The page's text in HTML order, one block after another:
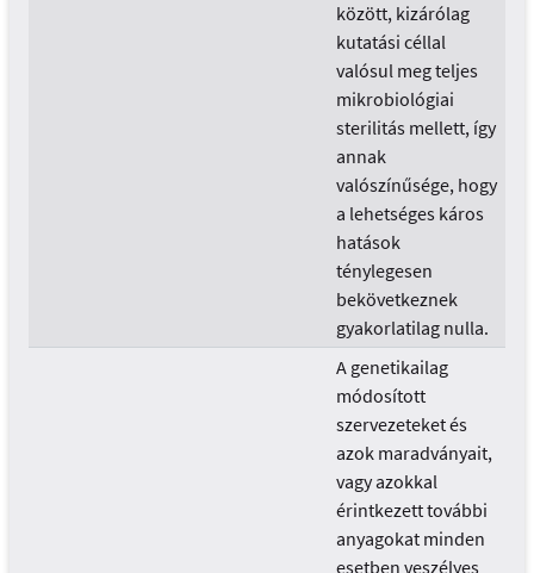
között, kizárólag
kutatási céllal
valósul meg teljes
mikrobiológiai
sterilitás mellett, így
annak
valószínűsége, hogy
a lehetséges káros
hatások
ténylegesen
bekövetkeznek
gyakorlatilag nulla.
A genetikailag
módosított
szervezeteket és
azok maradványait,
vagy azokkal
érintkezett további
anyagokat minden
esetben veszélyes